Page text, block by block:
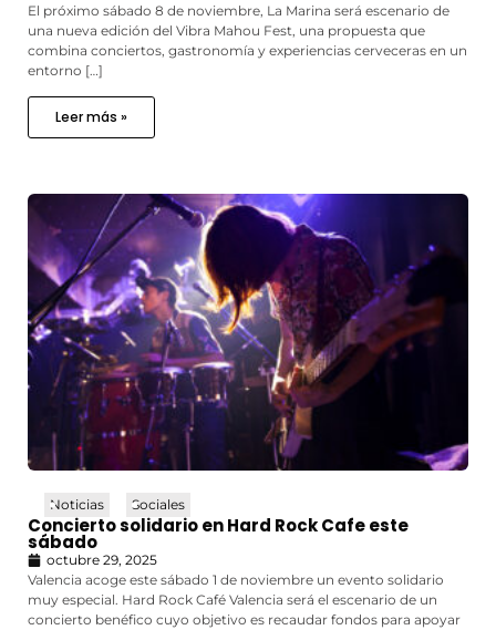
El próximo sábado 8 de noviembre, La Marina será escenario de
una nueva edición del Vibra Mahou Fest, una propuesta que
combina conciertos, gastronomía y experiencias cerveceras en un
entorno […]
Leer más »
Noticias Sociales
Concierto solidario en Hard Rock Cafe este
sábado
octubre 29, 2025
Valencia acoge este sábado 1 de noviembre un evento solidario
muy especial. Hard Rock Café Valencia será el escenario de un
concierto benéfico cuyo objetivo es recaudar fondos para apoyar